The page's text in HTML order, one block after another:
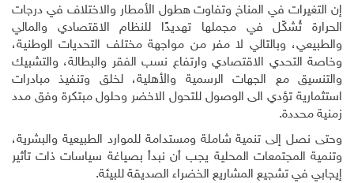
إن التغيرات في المناخ وتفاوت هطول الأمطار والاختلاف في درجات
الحرارة تُشكّل في مجملها تهديدًا للنظام الاقتصادي والمالي
والطبيعي، وبالتالي لا مفر من مواجهة مختلف التحديات الوطنية،
وخاصة التحدي الاقتصادي وارتفاع نسب الفقر والبطالة، والتشبيك
والتنسيق مع الجهات الرسمية والأهلية، لخلق وتنفيذ مبادرات
استثمارية تؤدي الى الوصول للتحول الاخضر وحلول مبتكرة وفق مدد
زمنية محددة.
وحتى نصل إلى تنمية شاملة ومستدامة للموارد الطبيعية والبشرية،
وتنمية المجتمعات المحلية يجب أن نبدأ بصياغة سياسات ذات تأثير
إيجابي في تشجيع المشاريع الخضراء الصديقة للبيئة.